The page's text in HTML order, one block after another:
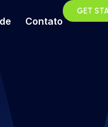
Contato
GET